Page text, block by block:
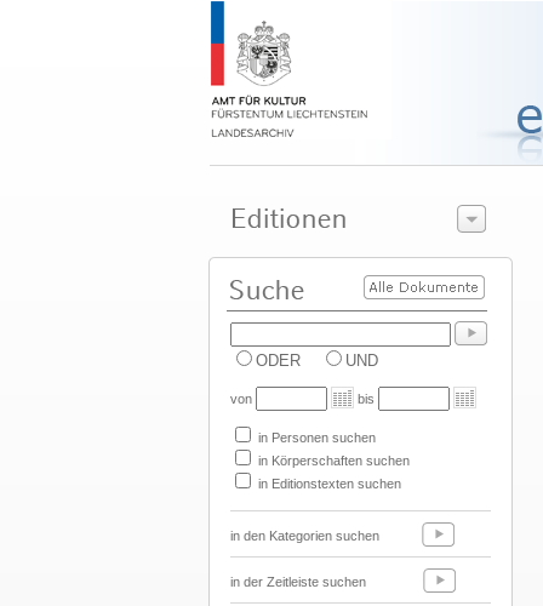
ODER UND
von bis
in Personen suchen
in Körperschaften suchen
in Editionstexten suchen
in den Kategorien suchen
in der Zeitleiste suchen